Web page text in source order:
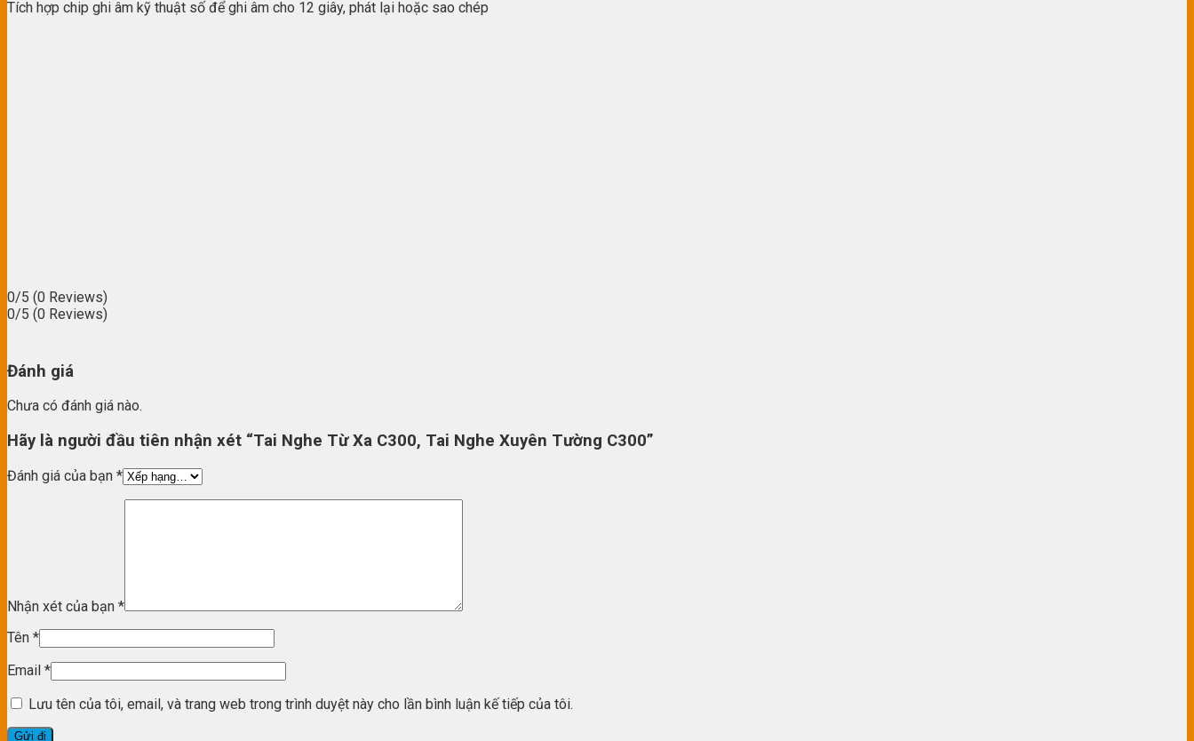
Tích hợp chip ghi âm kỹ thuật số để ghi âm cho 12 giây, phát lại hoặc sao chép
0/5 (0 Reviews)
0/5 (0 Reviews)
Đánh giá
Chưa có đánh giá nào.
Hãy là người đầu tiên nhận xét “Tai Nghe Từ Xa C300, Tai Nghe Xuyên Tường C300”
Đánh giá của bạn *
Nhận xét của bạn *
Tên *
Email *
Lưu tên của tôi, email, và trang web trong trình duyệt này cho lần bình luận kế tiếp của tôi.